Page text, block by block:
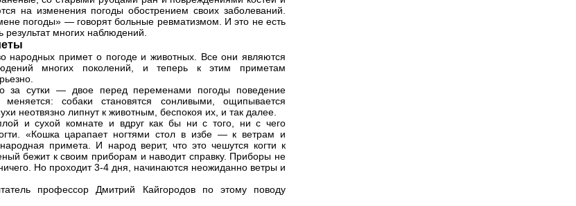
на изменения погоды обострением своих заболеваний.
погоды» — говорят больные ревматизмом. И это не есть
результат многих наблюдений.
народных примет о погоде и животных. Все они являются
многих поколений, и теперь к этим приметам
за сутки — двое перед переменами погоды поведение
собаки становятся сонливыми, ощипывается
неотвязно липнут к животным, беспокоя их, и так далее.
и сухой комнате и вдруг как бы ни с того, ни с чего
«Кошка царапает ногтями стол в избе — к ветрам и
примета. И народ верит, что это чешутся когти к
бежит к своим приборам и наводит справку. Приборы не
Но проходит 3-4 дня, начинаются неожиданно ветры и
профессор Дмитрий Кайгородов по этому поводу